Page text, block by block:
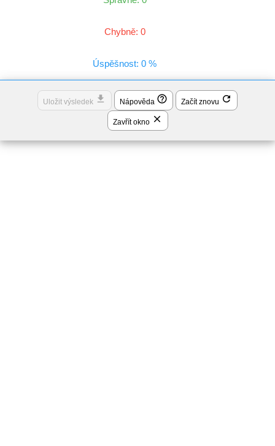
Chybně: 0
Úspěšnost: 0 %
Uložit výsledek file_download Nápověda help_outline Začít znovu refresh
Zavřít okno close